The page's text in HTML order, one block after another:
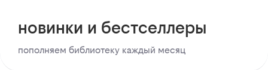
новинки и бестселлеры
пополняем библиотеку каждый месяц